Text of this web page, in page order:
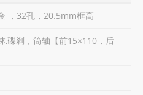
，32孔，20.5mm框高
,碟刹，筒轴【前15×110，后